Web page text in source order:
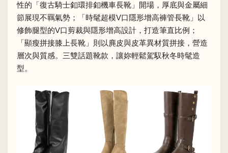
性的「復古騎士釦環排釦機車長靴」開場，厚底與金屬細
節展現不羈氣勢；「時髦超模V口隱形增高褲管長靴」以
修飾腿型的V口剪裁與隱形增高設計，打造筆直比例；
「顯瘦拼接膝上長靴」則以麂皮與皮革異材質拼接，營造
層次與質感。三雙話題靴款，讓妳輕鬆駕馭秋冬時髦造
型。